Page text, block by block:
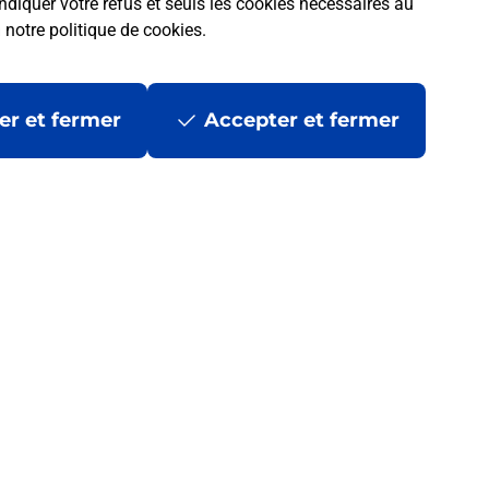
notre politique de cookies.
et fermer Accepter et fermer